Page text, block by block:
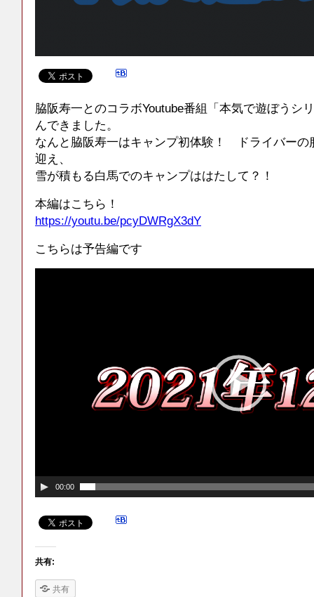
脇阪寿一とのコラボYoutube番組「本気で遊ぼうシ
んできました。
なんと脇阪寿一はキャンプ初体験！ ドライバーの
迎え、
雪が積もる白馬でのキャンプははたして？！
本編はこちら！
https://youtu.be/pcyDWRgX3dY
こちらは予告編です
00:00
共有:
共有